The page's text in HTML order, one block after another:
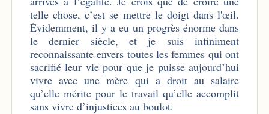
telle chose, c’est se mettre le doigt dans l'œil.
Évidemment, il y a eu un progrès énorme dans
le dernier siècle, et je suis infiniment
reconnaissante envers toutes les femmes qui ont
sacrifié leur vie pour que je puisse aujourd’hui
vivre avec une mère qui a droit au salaire
qu’elle mérite pour le travail qu’elle accomplit
sans vivre d’injustices au boulot.